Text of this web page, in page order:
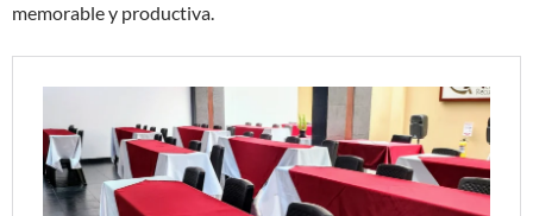
memorable y productiva.